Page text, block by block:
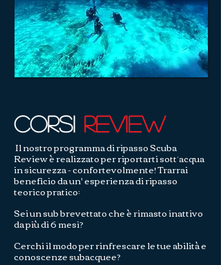
Corsi REVIEW
Il nostro programma di ripasso Scuba
Review è realizzato per riportarti sott’acqua
in sicurezza -confortevolmente! Trarrai
beneficio da un' esperienza di ripasso
teorico pratico:
Sei un sub breve ttato che è rimasto inattivo
da più di 6 mesi?
Cerchi il modo per rinfrescare le tue abilità e
conoscenze subacquee?